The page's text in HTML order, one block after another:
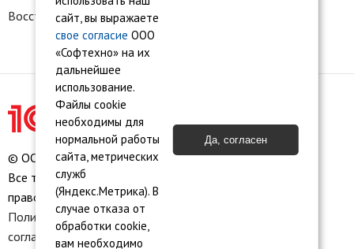
Восстановление доступа к сервису 1С:БО
© ООО «Софтехно» Все права защищены.
Все торговые марки являются собственностью их
правообладателей.
Политика конфиденциальности
соглашение
Карта сайта
сайт, вы выражаете
свое согласие ООО
«Софтехно» на их
дальнейшее
использование.
Файлы cookie
необходимы для
нормальной работы
сайта, метрических
служб
(Яндекс.Метрика). В
случае отказа от
обработки cookie,
вам необходимо
Да, согласен